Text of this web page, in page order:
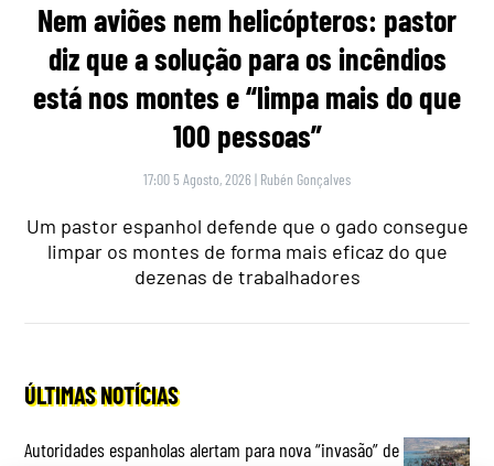
Nem aviões nem helicópteros: pastor
diz que a solução para os incêndios
está nos montes e “limpa mais do que
100 pessoas”
17:00 5 Agosto, 2026 | Rubén Gonçalves
Um pastor espanhol defende que o gado consegue
limpar os montes de forma mais eficaz do que
dezenas de trabalhadores
ÚLTIMAS NOTÍCIAS
Autoridades espanholas alertam para nova “invasão” de